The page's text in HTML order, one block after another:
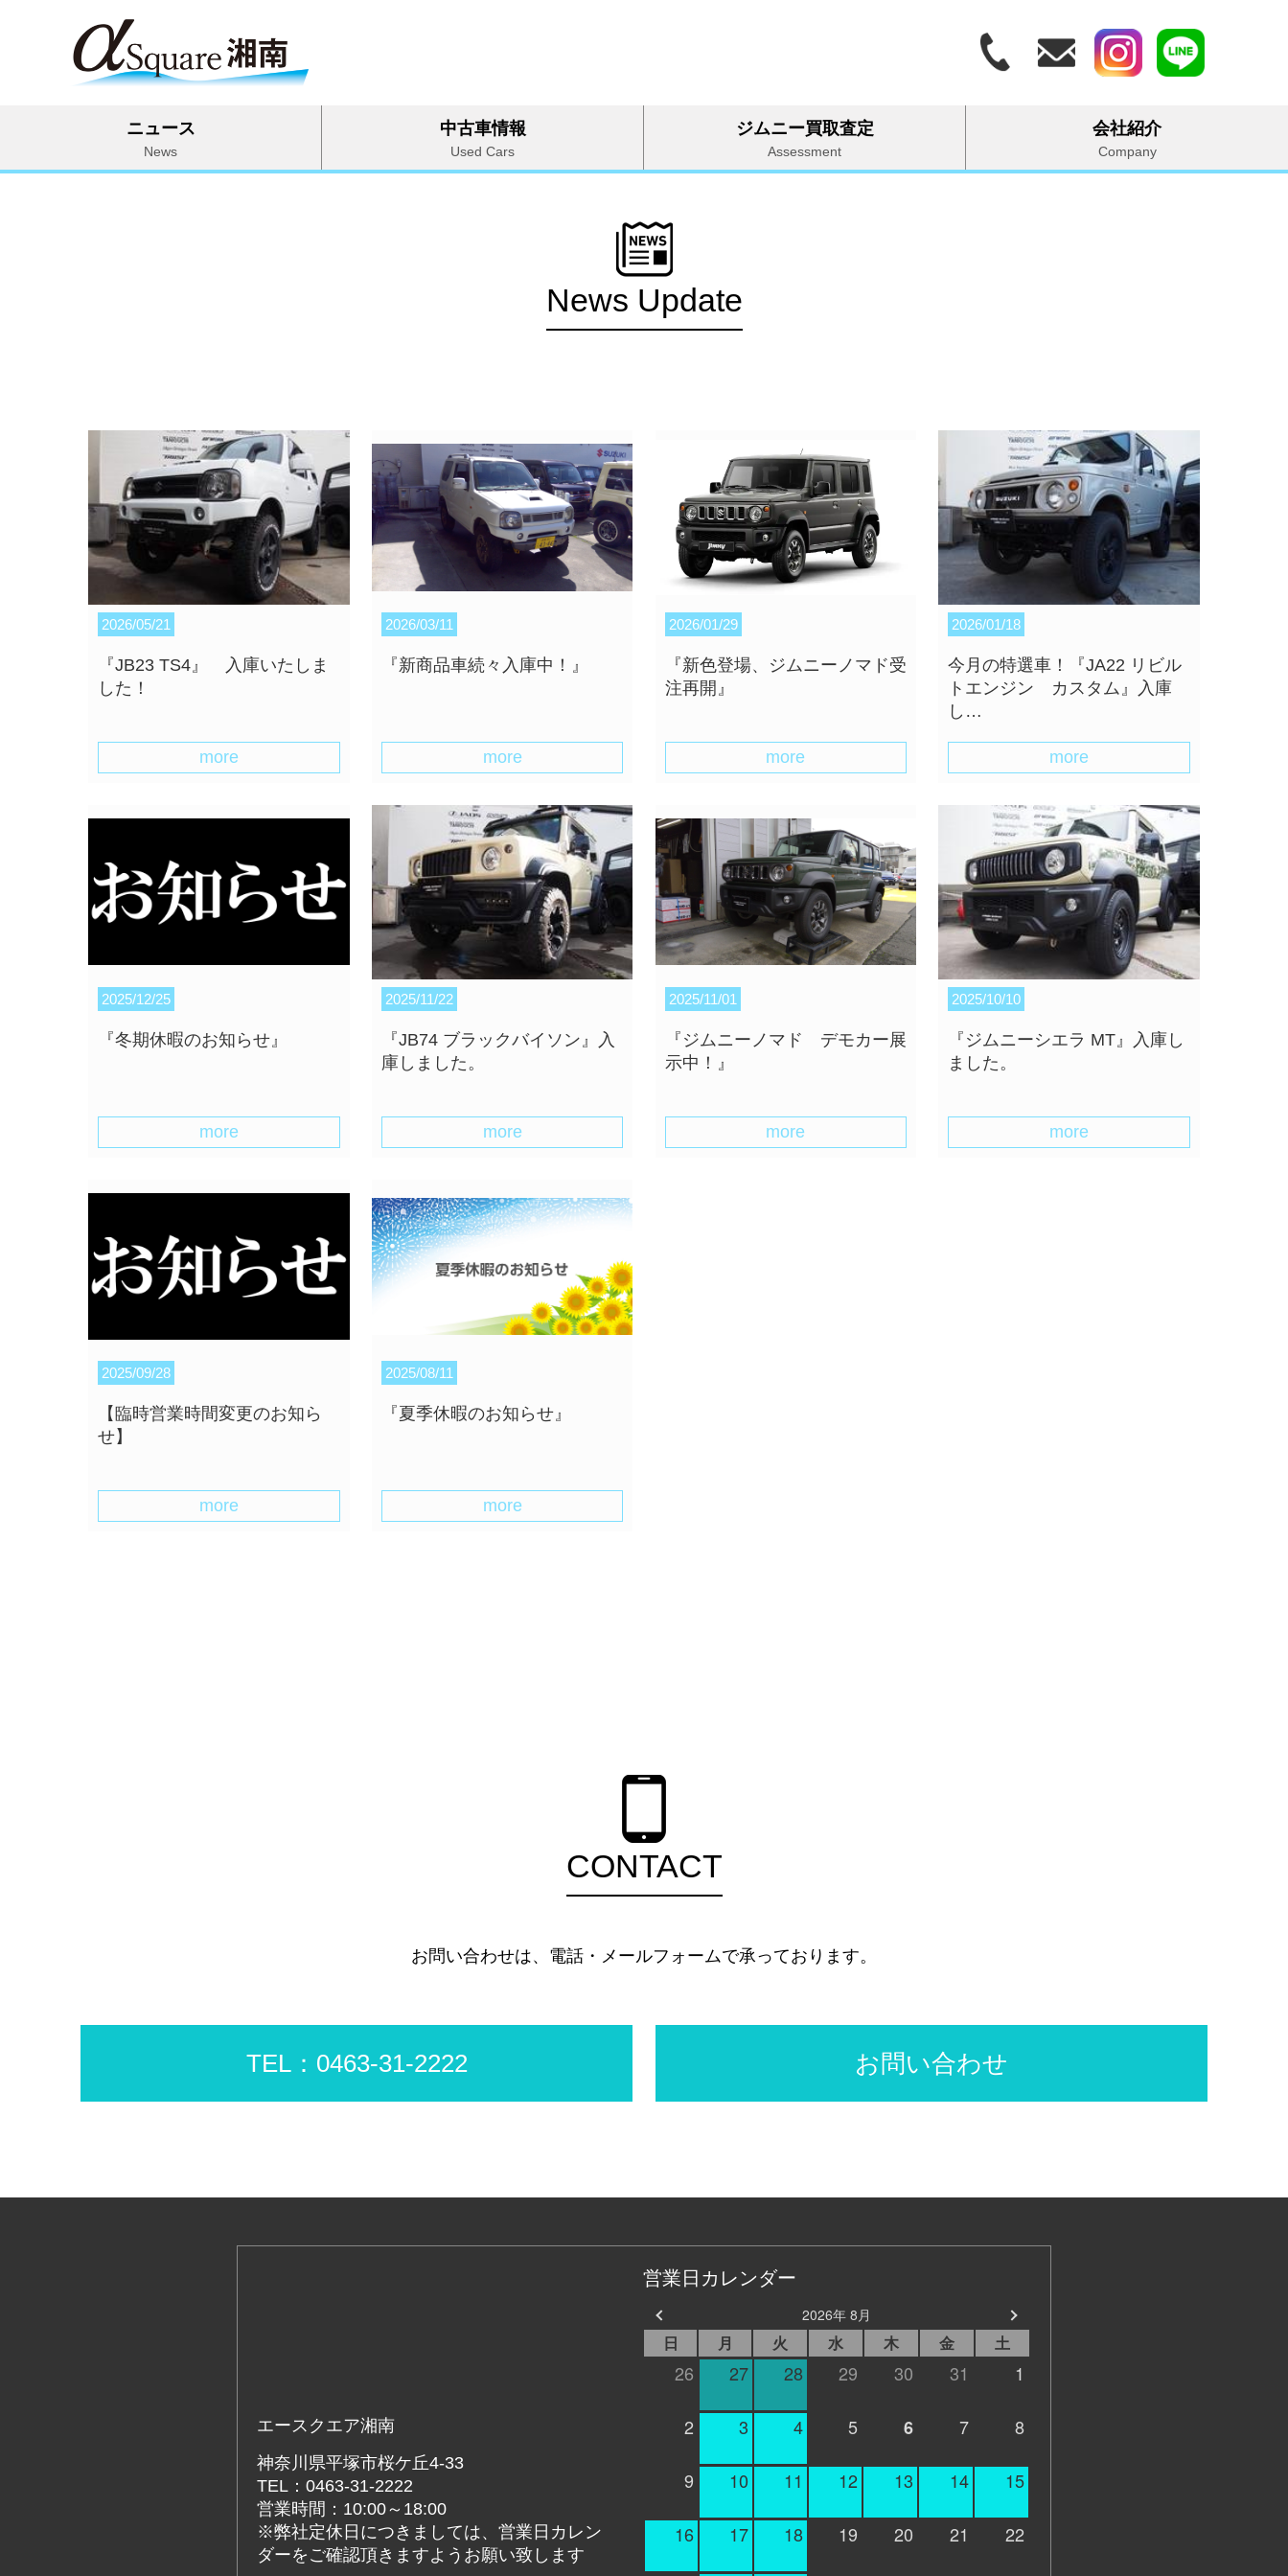
ニュース
News
中古車情報
Used Cars
ジムニー買取査定
Assessment
会社紹介
Company
News Update
2026/05/21
『JB23 TS4』 入庫いたしま
した！
more
2026/03/11
『新商品車続々入庫中！』
more
2026/01/29
『新色登場、ジムニーノマド受
注再開』
more
2026/01/18
今月の特選車！『JA22 リビル
トエンジン カスタム』入庫
し…
more
2025/12/25
『冬期休暇のお知らせ』
more
2025/11/22
『JB74 ブラックバイソン』入
庫しました。
more
2025/11/01
『ジムニーノマド デモカー展
示中！』
more
2025/10/10
『ジムニーシエラ MT』入庫し
ました。
more
2025/09/28
【臨時営業時間変更のお知ら
せ】
more
2025/08/11
『夏季休暇のお知らせ』
more
CONTACT
お問い合わせは、電話・メールフォームで承っております。
TEL：0463-31-2222 お問い合わせ
エースクエア湘南
神奈川県平塚市桜ケ丘4-33
TEL：0463-31-2222
営業時間：10:00～18:00
※弊社定休日につきましては、営業日カレン
ダーをご確認頂きますようお願い致します
営業日カレンダー
2026年 8月
日 月 火 水 木 金 土
26 27 28 29 30 31 1
2 3 4 5 6 7 8
9 10 11 12 13 14 15
16 17 18 19 20 21 22